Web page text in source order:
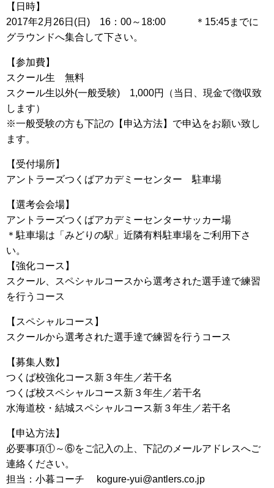
【日時】
2017年2月26日(日) 16：00～18:00 ＊15:45までに
グラウンドへ集合して下さい。
【参加費】
スクール生 無料
スクール生以外(一般受験) 1,000円（当日、現金で徴収致
します）
※一般受験の方も下記の【申込方法】で申込をお願い致し
ます。
【受付場所】
アントラーズつくばアカデミーセンター 駐車場
【選考会会場】
アントラーズつくばアカデミーセンターサッカー場
＊駐車場は「みどりの駅」近隣有料駐車場をご利用下さ
い。
【強化コース】
スクール、スペシャルコースから選考された選手達で練習
を行うコース
【スペシャルコース】
スクールから選考された選手達で練習を行うコース
【募集人数】
つくば校強化コース新３年生／若干名
つくば校スペシャルコース新３年生／若干名
水海道校・結城スペシャルコース新３年生／若干名
【申込方法】
必要事項①～⑥をご記入の上、下記のメールアドレスへご
連絡ください。
担当：小暮コーチ kogure-yui@antlers.co.jp